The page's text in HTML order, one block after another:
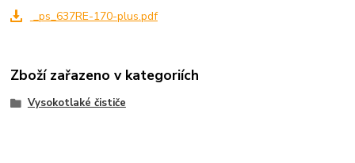
_ps_637RE-170-plus.pdf
Zboží zařazeno v kategoriích
Vysokotlaké čističe